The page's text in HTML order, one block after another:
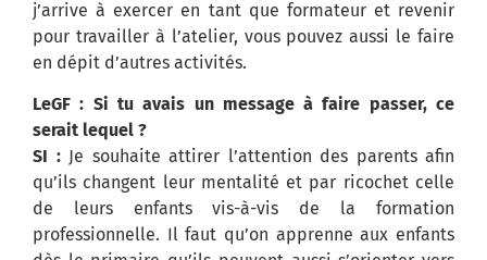
j’arrive à exercer en tant que formateur et revenir
pour travailler à l’atelier, vous pouvez aussi le faire
en dépit d’autres activités.
LeGF : Si tu avais un message à faire passer, ce
serait lequel ?
SI :Je souhaite attirer l’attention des parents afin
qu’ils changent leur mentalité et par ricochet celle
de leurs enfants vis-à-vis de la formation
professionnelle. Il faut qu’on apprenne aux enfants